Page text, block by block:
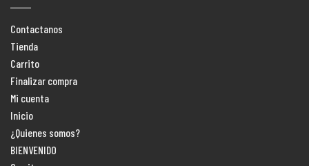
Contactanos
Tienda
Carrito
Finalizar compra
Mi cuenta
Inicio
¿Quienes somos?
BIENVENIDO